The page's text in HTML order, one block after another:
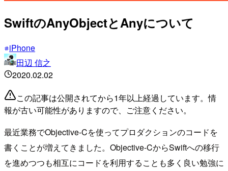
SwiftのAnyObjectとAnyについて
iPhone
田辺 信之
2020.02.02
この記事は公開されてから1年以上経過しています。情
報が古い可能性がありますので、ご注意ください。
最近業務でObjective-Cを使ってプロダクションのコードを
書くことが増えてきました。Objective-CからSwiftへの移行
を進めつつも相互にコードを利用することも多く良い勉強に